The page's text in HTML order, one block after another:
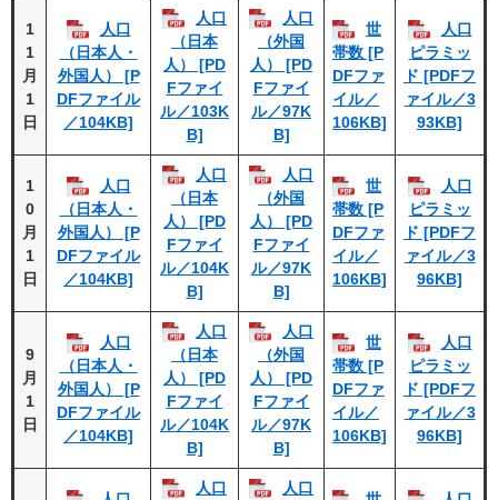
1
1
月
1
日
人口
（日本人・
外国人） [P
DFファイル
／104KB]
人口
（日本
人） [PD
Fファイ
ル／103K
B]
人口
（外国
人） [PD
Fファイ
ル／97K
B]
世
帯数 [P
DFファ
イル／
106KB]
人口
ピラミッ
ド [PDFフ
ァイル／3
93KB]
1
0
月
1
日
人口
（日本人・
外国人） [P
DFファイル
／104KB]
人口
（日本
人） [PD
Fファイ
ル／104K
B]
人口
（外国
人） [PD
Fファイ
ル／97K
B]
世
帯数 [P
DFファ
イル／
106KB]
人口
ピラミッ
ド [PDFフ
ァイル／3
96KB]
9
月
1
日
人口
（日本人・
外国人） [P
DFファイル
／104KB]
人口
（日本
人） [PD
Fファイ
ル／104K
B]
人口
（外国
人） [PD
Fファイ
ル／97K
B]
世
帯数 [P
DFファ
イル／
106KB]
人口
ピラミッ
ド [PDFフ
ァイル／3
96KB]
人口
人口